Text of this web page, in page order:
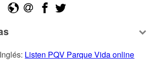
Listen PQV Parque Vida online